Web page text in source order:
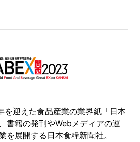
を迎えた食品産業の業界紙「日本
書籍の発刊やWebメディアの運
を展開する日本食糧新聞社。